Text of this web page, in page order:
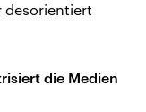
desorientiert
die Medien